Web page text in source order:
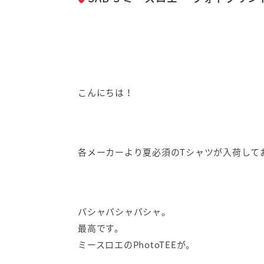
こんにちは！
各メーカーより夏必須のTシャツが入荷して
パシャパシャパシャ。
最高です。
ミースロエのPhotoTEEが。